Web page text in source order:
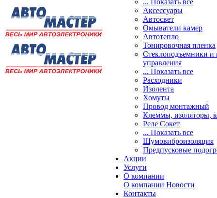
... Показать все
Аксессуары
Автосвет
Омыватели камер
Автотепло
Тонировочная пленка
Стеклоподъемники и
управления
... Показать все
Расходники
Изолента
Хомуты
Провод монтажный
Клеммы, изоляторы,
Реле Сокет
... Показать все
Шумовиброизоляция
Предпусковые
Акции
Услуги
О компании
О компании Новости
Контакты